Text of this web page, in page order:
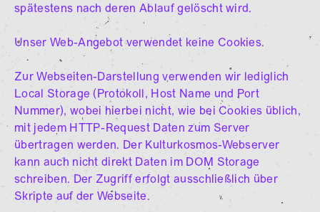
spätestens nach deren Ablauf gelöscht wird.
Unser Web-Angebot verwendet keine Cookies.
Zur Webseiten-Darstellung verwenden wir lediglich
Local Storage (Protokoll, Host Name und Port
Nummer), wobei hierbei nicht, wie bei Cookies üblich,
mit jedem HTTP-Request Daten zum Server
übertragen werden. Der Kulturkosmos-Webserver
kann auch nicht direkt Daten im DOM Storage
schreiben. Der Zugriff erfolgt ausschließlich über
Skripte auf der Webseite.